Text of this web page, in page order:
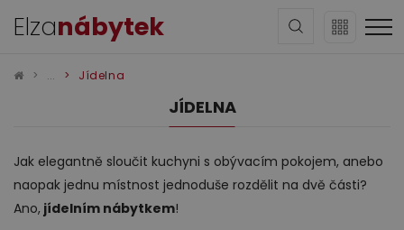
Elzanábytek
Sedací soupravy
Jídelna
JÍDELNA
Jak elegantně sloučit kuchyni s obývacím pokojem, anebo
naopak jednu místnost jednoduše rozdělit na dvě části?
Ano, jídelním nábytkem!